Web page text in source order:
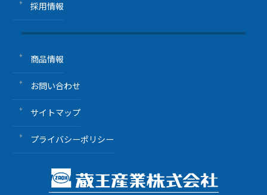
採用情報
商品情報
お問い合わせ
サイトマップ
プライバシーポリシー